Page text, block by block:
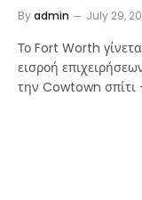
Byadmin July 29,
Το Fort Worth
εισροή
την Cowtown